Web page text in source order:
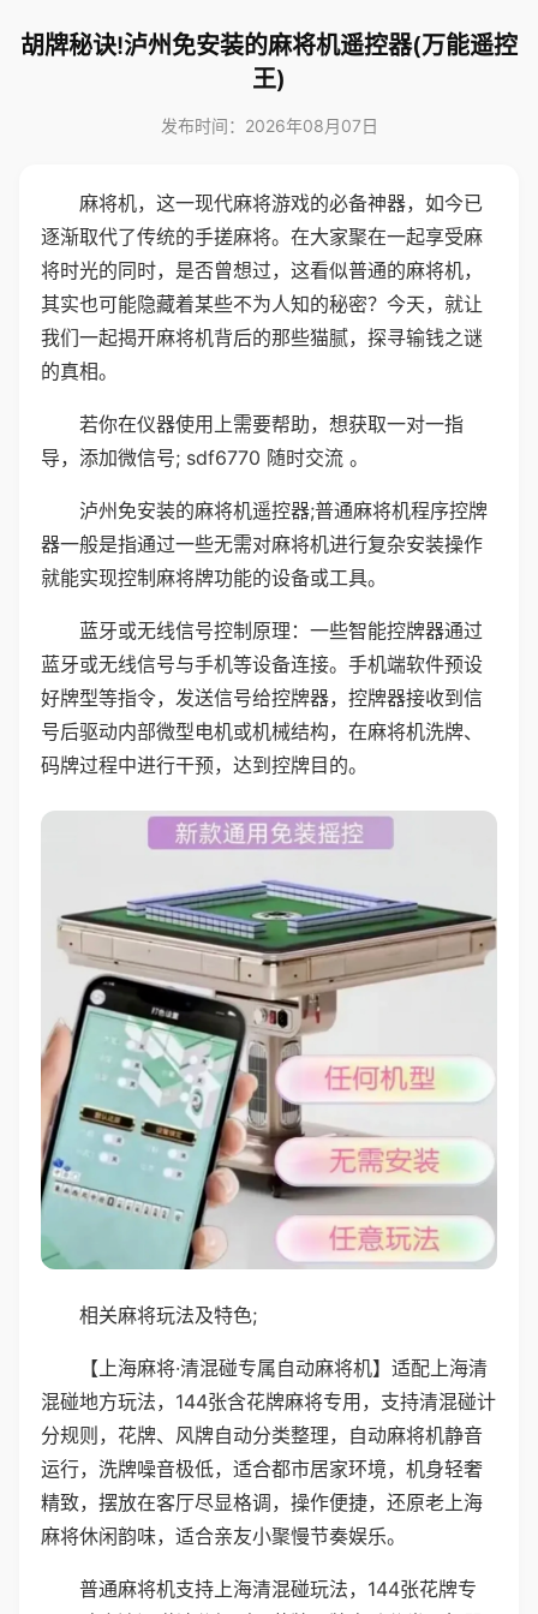
胡牌秘诀!泸州免安装的麻将机遥控器(万能遥控
王)
发布时间：2026年08月07日
麻将机，这一现代麻将游戏的必备神器，如今已
逐渐取代了传统的手搓麻将。在大家聚在一起享受麻
将时光的同时，是否曾想过，这看似普通的麻将机，
其实也可能隐藏着某些不为人知的秘密？今天，就让
我们一起揭开麻将机背后的那些猫腻，探寻输钱之谜
的真相。
若你在仪器使用上需要帮助，想获取一对一指
导，添加微信号; sdf6770 随时交流 。
泸州免安装的麻将机遥控器;普通麻将机程序控牌
器一般是指通过一些无需对麻将机进行复杂安装操作
就能实现控制麻将牌功能的设备或工具。
蓝牙或无线信号控制原理：一些智能控牌器通过
蓝牙或无线信号与手机等设备连接。手机端软件预设
好牌型等指令，发送信号给控牌器，控牌器接收到信
号后驱动内部微型电机或机械结构，在麻将机洗牌、
码牌过程中进行干预，达到控牌目的。
相关麻将玩法及特色;
【上海麻将·清混碰专属自动麻将机】适配上海清
混碰地方玩法，144张含花牌麻将专用，支持清混碰计
分规则，花牌、风牌自动分类整理，自动麻将机静音
运行，洗牌噪音极低，适合都市居家环境，机身轻奢
精致，摆放在客厅尽显格调，操作便捷，还原老上海
麻将休闲韵味，适合亲友小聚慢节奏娱乐。
普通麻将机支持上海清混碰玩法，144张花牌专